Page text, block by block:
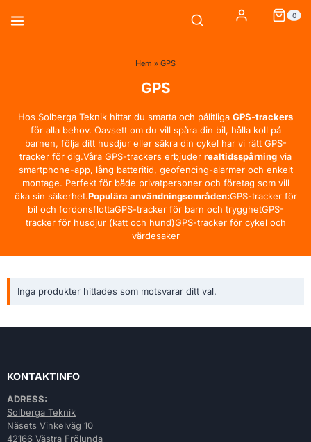
0
Hem » GPS
GPS
Hos Solberga Teknik hittar du smarta och pålitliga GPS-trackers
för alla behov. Oavsett om du vill spåra din bil, hålla koll på
barnen, följa ditt husdjur eller säkra din cykel har vi rätt GPS-
tracker för dig.Våra GPS-trackers erbjuder realtidsspårning via
smartphone-app, lång batteritid, geofencing-alarmer och enkelt
montage. Perfekt för både privatpersoner och företag som vill
öka sin säkerhet.Populära användningsområden:GPS-tracker för
bil och fordonsflottaGPS-tracker för barn och trygghetGPS-
tracker för husdjur (katt och hund)GPS-tracker för cykel och
värdesaker
Inga produkter hittades som motsvarar ditt val.
KONTAKTINFO
ADRESS:
Solberga Teknik
Näsets Vinkelväg 10
42166 Västra Frölunda